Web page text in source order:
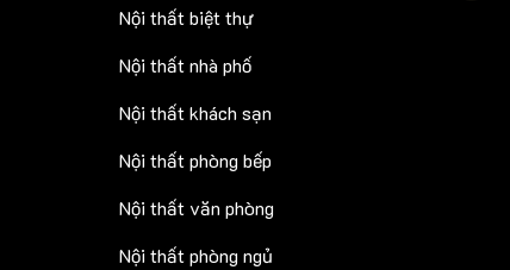
Nội thất biệt thự
Nội thất nhà phố
Nội thất khách sạn
Nội thất phòng bếp
Nội thất văn phòng
Nội thất phòng ngủ